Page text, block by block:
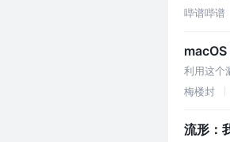
一逼，千
哔谱哔谱
利用这个
访客账户
梅楼封
流形：